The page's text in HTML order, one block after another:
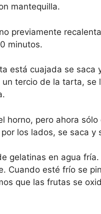
mantequilla.
previamente
minutos.
está cuajada se saca
tercio de la tarta,
horno, pero ahora
los lados, se saca y
gelatinas en agua
Cuando esté frío se
que las frutas se